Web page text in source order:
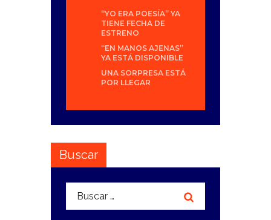
“YO ERA POESÍA” YA
TIENE FECHA DE
ESTRENO
“EN MANOS AJENAS”
YA ESTÁ DISPONIBLE
UNA SORPRESA ESTÁ
POR LLEGAR
Buscar
Buscar: